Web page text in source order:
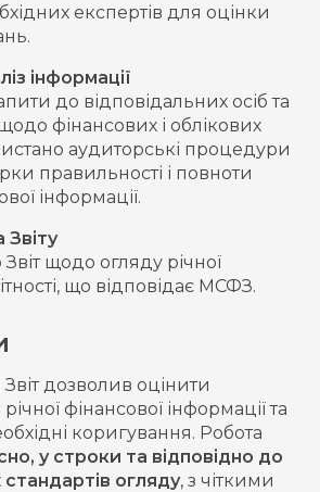
експертів для оцінки
інформації
до відповідальних осіб та
фінансових і облікових
аудиторські процедури
правильності і повноти
інформації.
Звіту
щодо огляду річної
що відповідає МСФЗ.
дозволив оцінити
річної фінансової інформації та
коригування. Робота
у строки та відповідно до
огляду, з чіткими